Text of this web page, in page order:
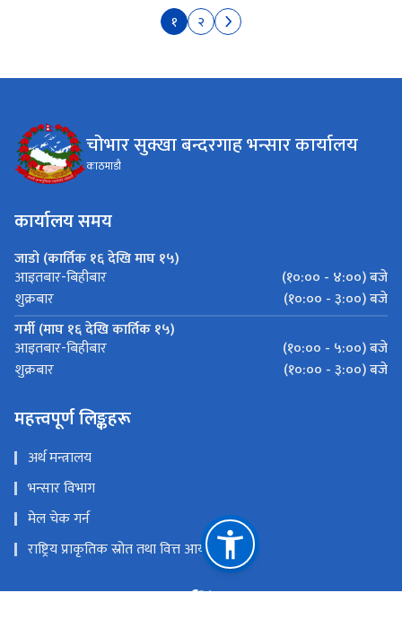
१ २
चोभार सुक्खा बन्दरगाह भन्सार कार्यालय
काठमाडौ‌
कार्यालय समय
जाडो (कार्तिक १६ देखि माघ १५)
आइतबार-बिहीबार
(१०:०० - ४:००) बजे
शुक्रबार
(१०:०० - ३:००) बजे
गर्मी (माघ १६ देखि कार्तिक १५)
आइतबार-बिहीबार
(१०:०० - ५:००) बजे
शुक्रबार
(१०:०० - ३:००) बजे
महत्त्वपूर्ण लिङ्कहरू
अर्थ मन्त्रालय
भन्सार विभाग
मेल चेक गर्न
राष्ट्रिय प्राकृतिक स्रोत तथा वित्त आयोग